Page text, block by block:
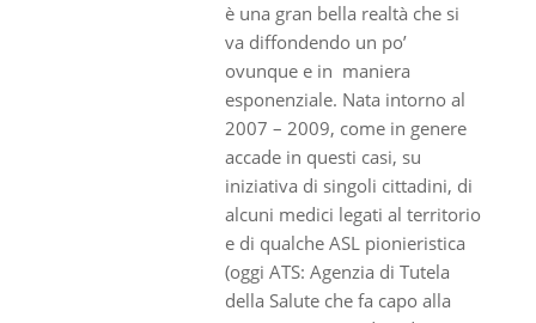
è una gran bella realtà che si
va diffondendo un po’
ovunque e in maniera
esponenziale. Nata intorno al
2007 – 2009, come in genere
accade in questi casi, su
iniziativa di singoli cittadini, di
alcuni medici legati al territorio
e di qualche ASL pionieristica
(oggi ATS: Agenzia di Tutela
della Salute che fa capo alla